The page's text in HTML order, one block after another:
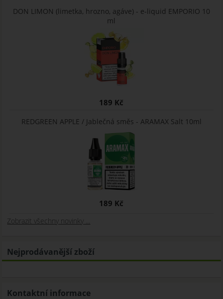
DON LIMON (limetka, hrozno, agáve) - e-liquid EMPORIO 10
ml
189 Kč
REDGREEN APPLE / Jablečná směs - ARAMAX Salt 10ml
189 Kč
Zobrazit všechny novinky ...
Nejprodávanější zboží
Kontaktní informace